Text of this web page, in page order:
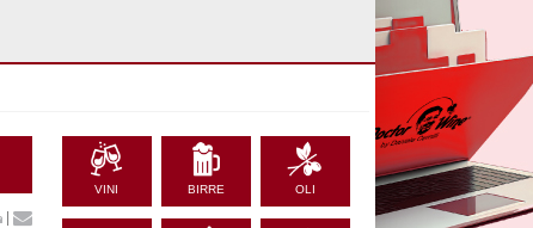
|
VINI BIRRE OLI